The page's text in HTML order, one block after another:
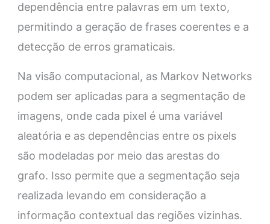
dependência entre palavras em um texto,
permitindo a geração de frases coerentes e a
detecção de erros gramaticais.
Na visão computacional, as Markov Networks
podem ser aplicadas para a segmentação de
imagens, onde cada pixel é uma variável
aleatória e as dependências entre os pixels
são modeladas por meio das arestas do
grafo. Isso permite que a segmentação seja
realizada levando em consideração a
informação contextual das regiões vizinhas.